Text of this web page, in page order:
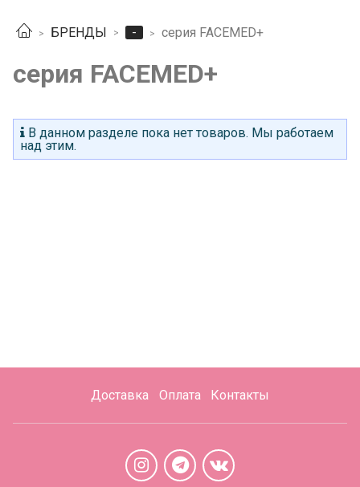
БРЕНДЫ - серия FACEMED+
серия FACEMED+
В данном разделе пока нет товаров. Мы работаем
над этим.
Доставка Оплата Контакты